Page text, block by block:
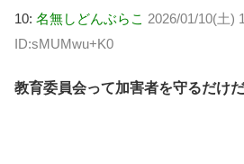
10: 名無しどんぶらこ 2026/01/10(土)
ID:sMUMwu+K0
教育委員会って加害者を守るだけ